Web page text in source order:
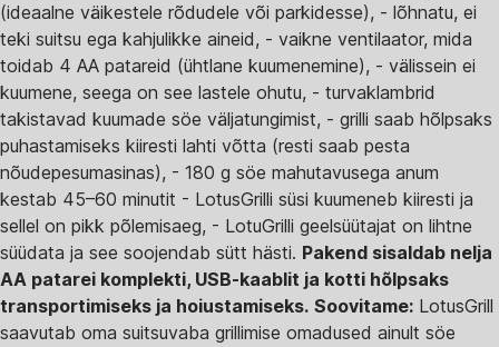
(ideaalne väikestele rõdudele või parkidesse), - lõhnatu, ei
teki suitsu ega kahjulikke aineid, - vaikne ventilaator, mida
toidab 4 AA patareid (ühtlane kuumenemine), - välissein ei
kuumene, seega on see lastele ohutu, - turvaklambrid
takistavad kuumade söe väljatungimist, - grilli saab hõlpsaks
puhastamiseks kiiresti lahti võtta (resti saab pesta
nõudepesumasinas), - 180 g söe mahutavusega anum
kestab 45–60 minutit - LotusGrilli süsi kuumeneb kiiresti ja
sellel on pikk põlemisaeg, - LotuGrilli geelsüütajat on lihtne
süüdata ja see soojendab sütt hästi. Pakend sisaldab nelja
AA patarei komplekti, USB-kaablit ja kotti hõlpsaks
transportimiseks ja hoiustamiseks. Soovitame: LotusGrill
saavutab oma suitsuvaba grillimise omadused ainult söe